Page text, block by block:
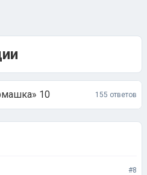
10 155 ответов
#8